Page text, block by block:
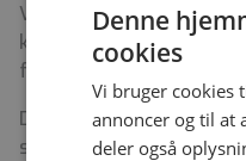
Vi vægter gode
kliniske færdigheder,
forbedringsarbejde og
Det er vores ambition at
sikre
Denne
cookies
Vi bruger cookies
annoncer og til at
deler også